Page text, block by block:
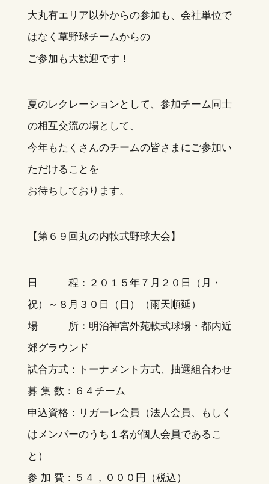
大丸有エリア以外からの参加も、会社単位で
はなく草野球チームからの
ご参加も大歓迎です！
夏のレクレーションとして、参加チーム同士
の相互交流の場として、
今年もたくさんのチームの皆さまにご参加い
ただけることを
お待ちしております。
【第６９回丸の内軟式野球大会】
日 程：２０１５年７月２０日（月・
祝）～８月３０日（日）（雨天順延）
場 所：明治神宮外苑軟式球場・都内近
郊グラウンド
試合方式：トーナメント方式、抽選組合わせ
募 集 数：６４チーム
申込資格：リガーレ会員（法人会員、もしく
はメンバーのうち１名が個人会員であるこ
と）
参 加 費：５４，０００円（税込）